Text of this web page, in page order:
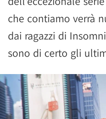
che contiamo verrà
dai ragazzi di
sono di certo gli